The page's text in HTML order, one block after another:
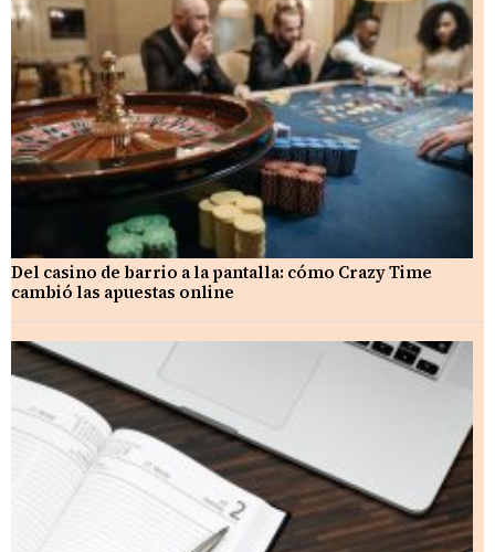
Del casino de barrio a la pantalla: cómo Crazy Time
cambió las apuestas online